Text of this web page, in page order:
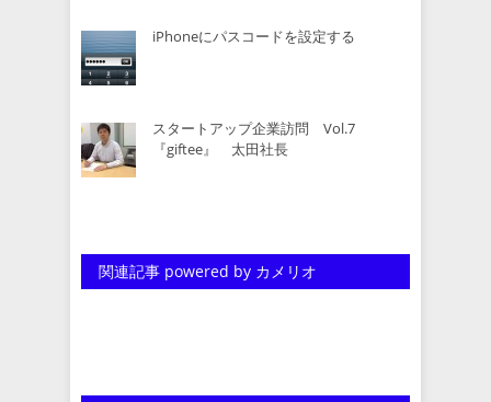
iPhoneにパスコードを設定する
スタートアップ企業訪問 Vol.7
『giftee』 太田社長
関連記事 powered by カメリオ